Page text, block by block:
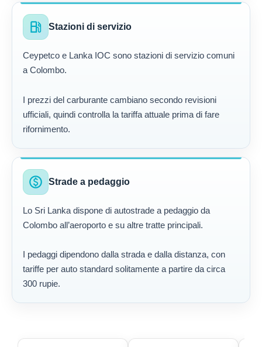
local_gas_station Stazioni di servizio
Ceypetco e Lanka IOC sono stazioni di servizio comuni
a Colombo.
I prezzi del carburante cambiano secondo revisioni
ufficiali, quindi controlla la tariffa attuale prima di fare
rifornimento.
paid Strade a pedaggio
Lo Sri Lanka dispone di autostrade a pedaggio da
Colombo all’aeroporto e su altre tratte principali.
I pedaggi dipendono dalla strada e dalla distanza, con
tariffe per auto standard solitamente a partire da circa
300 rupie.